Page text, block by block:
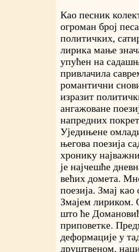
Као песник
огроман број
политичких,
лирика мање
упућен на
привлачила
романтични
изразит
ангажоване
напредних
Уједињене
његова поезија
хронику
је најчешће
већих домета.
поезија. Змај
Змајем лириком.
што ће
приповетке.
деформације у
друштвеном,